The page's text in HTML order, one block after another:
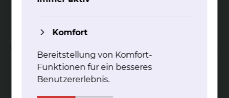
Verwendung von Zellpräparationen aus Flüssigkeiten oder
Abstrichen zur Diagnostik, die z. B. durch Verfahren der
Immunzytologie ergänzt wird.
Komfort
Bereitstellung von Komfort-
Funktionen für ein besseres
Benutzererlebnis.